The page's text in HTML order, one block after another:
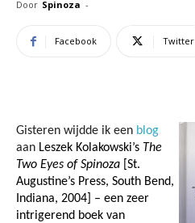
Door Spinoza -
Facebook Twitter
Gisteren wijdde ik een blog
aan Leszek Kolakowski’s The
Two Eyes of Spinoza [St.
Augustine’s Press, South Bend,
Indiana, 2004] – een zeer
intrigerend boek van